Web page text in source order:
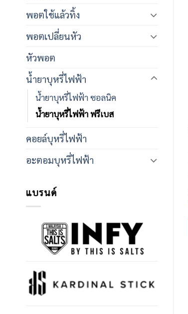
พอตใช้แล้วทิ้ง
พอตเปลี่ยนหัว
หัวพอต
น้ำยาบุหรี่ไฟฟ้า
น้ำยาบุหรี่ไฟฟ้า ซอลนิค
น้ำยาบุหรี่ไฟฟ้า ฟรีเบส
คอยล์บุหรี่ไฟฟ้า
อะตอมบุหรี่ไฟฟ้า
แบรนด์
60ml